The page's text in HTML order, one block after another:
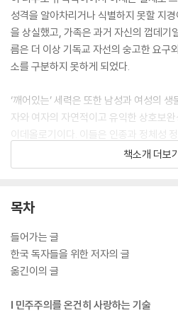
성격을 알아차리거나 식별하지 못할 지
을 상실했고, 가족은 과거 자신의 껍데기
름은 더 이상 기독교 자선의 숭고한 요구
소를 구분하지 못하게 되었다.
‘깨어있는’ 세력은 또한 남성과 여성의
자와 여자의 자연적이고 유익한 상호보
이데올로기이다. 이들은 인종과 정체성
인 기독교 전통과 주요 제도들을 파괴하
의 도덕적 기초를 침식하면서 전체주의
캔슬 문화와 워우크 세력에 맞서 싸워야
해 ‘자유’라는 용어를 오용하고 있고, 종국
고 파괴한다.
하는 사람들은 자유를 무모한 방종과 혼
책소개 더보
목차
들어가는 글
한국 독자들을 위한 저자의 글
옮긴이의 글
Ⅰ 민주주의를 온건히 사랑하는 기술